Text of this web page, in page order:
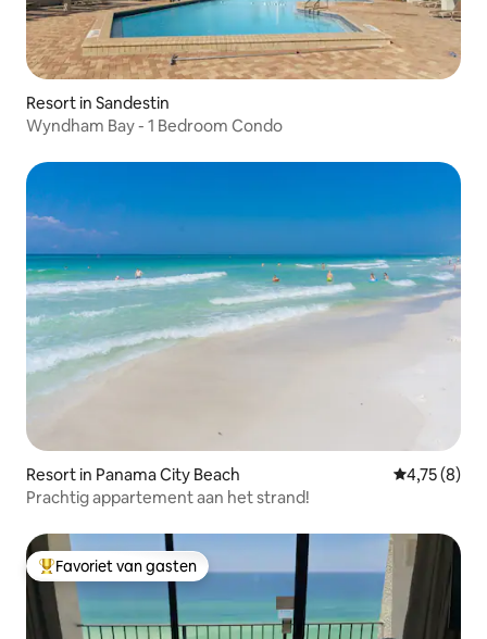
Resort in Sandestin
Wyndham Bay - 1 Bedroom Condo
Resort in Panama City Beach
4,75 (8)
Prachtig appartement aan het strand!
Topfavoriet van gasten
Favoriet van gasten